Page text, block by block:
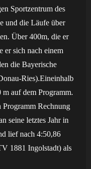
Sportzentrum des
und die Läufe über
Über 400m, die er
er sich nach einem
die Bayerische
Ries).Eineinhalb
m auf dem Programm.
Programm Rechnung
seine letztes Jahr in
lief nach 4:50,86
1881 Ingolstadt) als